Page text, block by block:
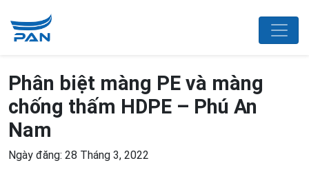
Phân biệt màng PE và màng
chống thấm HDPE – Phú An
Nam
Ngày đăng: 28 Tháng 3, 2022